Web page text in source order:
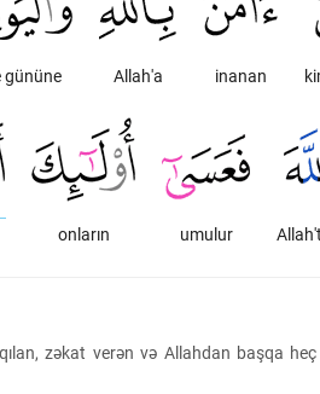
inanan
Allah'a
gününe
umulur
onların
zəkat verən və Allahdan başqa